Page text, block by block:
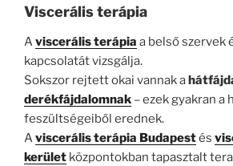
Viscerális terápia
Aviscerális terápia a belső szervek
kapcsolatát vizsgálja.
Sokszor rejtett okai vannak a
derékfájdalomnak – ezek gyakran a
feszültségeiből erednek.
Aviscerális terápia Budapestés
kerület központokban tapasztalt